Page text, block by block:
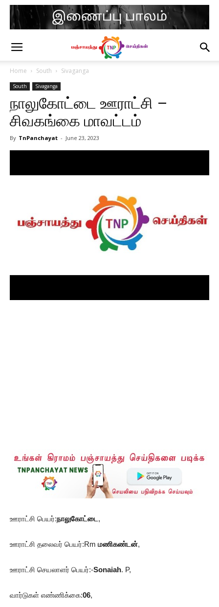
Home South Sivaganga
South Sivaganga
நாலுகோட்டை ஊராட்சி –
சிவகங்கை மாவட்டம்
By TnPanchayat - June 23, 2023
ஊராட்சி பெயர்:நாலுகோட்டை ,
ஊராட்சி தலைவர் பெயர்:Rm மணிகண்டன்,
ஊராட்சி செயலாளர் பெயர்:-Sonaiah. P,
வார்டுகள் எண்ணிக்கை:06,